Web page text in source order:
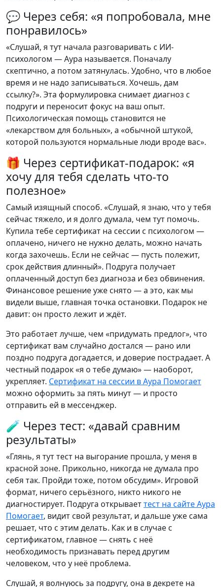
💬 Через себя: «я попробовала, мне
понравилось»
«Слушай, я тут начала разговаривать с ИИ-
психологом — Аура называется. Поначалу
скептично, а потом затянулась. Удобно, что в любое
время и не надо записываться. Хочешь, дам
ссылку?». Эта формулировка снимает диагноз с
подруги и переносит фокус на ваш опыт.
Психологическая помощь становится не
«лекарством для больных», а «обычной штукой,
которой пользуются нормальные люди вроде вас».
🎁 Через сертификат-подарок: «я
хочу для тебя сделать что-то
полезное»
Самый изящный способ. «Слушай, я знаю, что у тебя
сейчас тяжело, и я долго думала, чем тут помочь.
Купила тебе сертификат на сессии с психологом —
оплачено, ничего не нужно делать, можно начать
когда захочешь. Если не сейчас — пусть полежит,
срок действия длинный». Подруга получает
оплаченный доступ без диагноза и без обвинения.
Финансовое решение уже снято — а это, как мы
видели выше, главная точка остановки. Подарок не
давит: он просто лежит и ждёт.
Это работает лучше, чем «придумать предлог», что
сертификат вам случайно достался — рано или
поздно подруга догадается, и доверие пострадает. А
честный подарок «я о тебе думаю» — наоборот,
укрепляет. Сертификат на сессии в Аура Помогает
можно оформить за пять минут — и просто
отправить ей в мессенджер.
🧪 Через тест: «давай сравним
результаты»
«Глянь, я тут тест на выгорание прошла, у меня в
красной зоне. Прикольно, никогда не думала про
себя так. Пройди тоже, потом обсудим». Игровой
формат, ничего серьёзного, никто никого не
диагностирует. Подруга открываеттест на сайте Аура
Помогает, видит свой результат, и дальше уже сама
решает, что с этим делать. Как и в случае с
сертификатом, главное — снять с неё
необходимость признавать перед другим
человеком, что у неё проблема.
Слушай, я волнуюсь за подругу, она в декрете на